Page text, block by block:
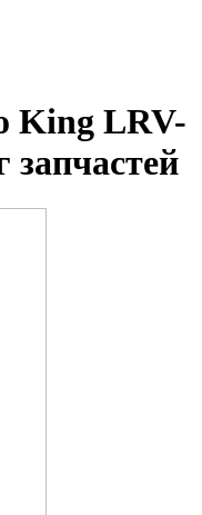
King LRV-
запчастей